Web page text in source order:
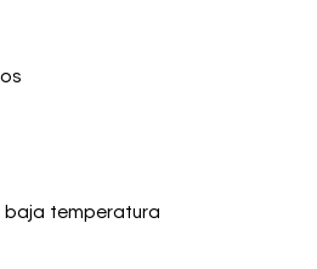
baja temperatura